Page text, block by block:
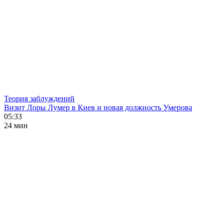
Теория заблуждений
Визит Лоры Лумер в Киев и новая должность Умерова
05:33
24 мин